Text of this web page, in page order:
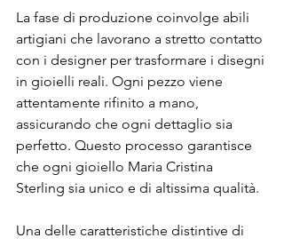
La fase di produzione coinvolge abili
artigiani che lavorano a stretto contatto
con i designer per trasformare i disegni
in gioielli reali. Ogni pezzo viene
attentamente rifinito a mano,
assicurando che ogni dettaglio sia
perfetto. Questo processo garantisce
che ogni gioiello Maria Cristina
Sterling sia unico e di altissima qualità.
Una delle caratteristiche distintive di